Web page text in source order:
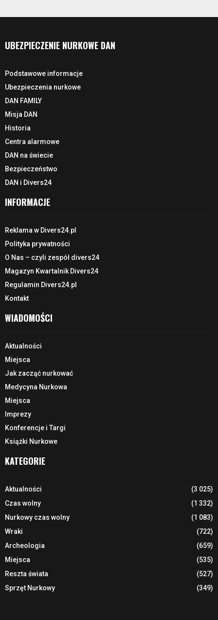
UBEZPIECZENIE NURKOWE DAN
Podstawowe informacje
Ubezpieczenia nurkowe
DAN FAMILY
Misja DAN
Historia
Centra alarmowe
DAN na świecie
Bezpieczeństwo
DAN i Divers24
INFORMACJE
Reklama w Divers24.pl
Polityka prywatności
O Nas – czyli zespół divers24
Magazyn Kwartalnik Divers24
Regulamin Divers24.pl
Kontakt
WIADOMOŚCI
Aktualności
Miejsca
Jak zacząć nurkować
Medycyna Nurkowa
Miejsca
Imprezy
Konferencje i Targi
Książki Nurkowe
KATEGORIE
Aktualności
(3 025)
Czas wolny
(1 332)
Nurkowy czas wolny
(1 083)
Wraki
(722)
Archeologia
(659)
Miejsca
(535)
Reszta świata
(527)
Sprzęt Nurkowy
(349)